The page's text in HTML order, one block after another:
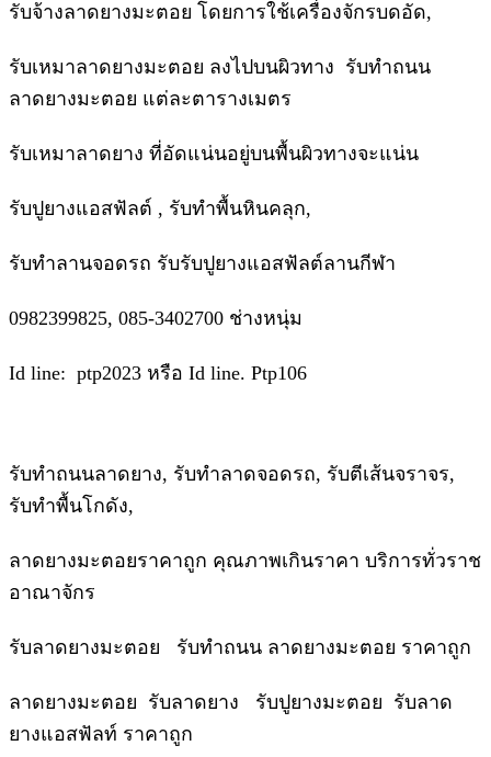
รับจ้างลาดยางมะตอย โดยการใช้เครื่องจักรบดอัด,
รับเหมาลาดยางมะตอย ลงไปบนผิวทาง รับทำถนน
ลาดยางมะตอย แต่ละตารางเมตร
รับเหมาลาดยาง ที่อัดแน่นอยู่บนพื้นผิวทางจะแน่น
รับปูยางแอสฟัลต์ , รับทำพื้นหินคลุก,
รับทำลานจอดรถ รับรับปูยางแอสฟัลต์ลานกีฬา
0982399825, 085-3402700 ช่างหนุ่ม
Id line: ptp2023 หรือ Id line. Ptp106
รับทำถนนลาดยาง, รับทำลาดจอดรถ, รับตีเส้นจราจร,
รับทำพื้นโกดัง,
ลาดยางมะตอยราคาถูก คุณภาพเกินราคา บริการทั่วราช
อาณาจักร
รับลาดยางมะตอย รับทำถนน ลาดยางมะตอย ราคาถูก
ลาดยางมะตอย รับลาดยาง รับปูยางมะตอย รับลาด
ยางแอสฟัลท์ ราคาถูก